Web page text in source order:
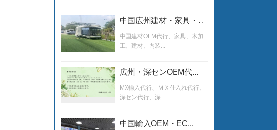
中国広州建材・家具・...
中国建材OEM代行、家具、木加
工、建材、内装...
広州・深センOEM代...
MX輸入代行、ＭＸ仕入れ代行、
深セン代行、深...
中国輸入OEM・EC...